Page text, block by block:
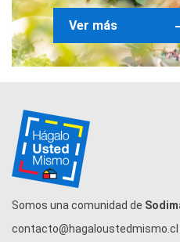
Ver más
Somos una comunidad de
contacto@hagaloustedmismo.cl